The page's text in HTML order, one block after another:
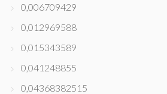
0,006709429
0,012969588
0,015343589
0,041248855
0,04368382515